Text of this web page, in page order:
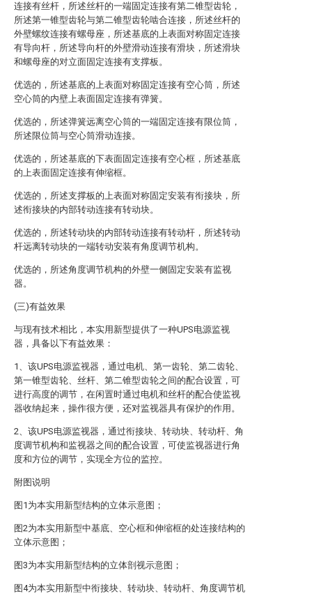
连接有丝杆，所述丝杆的一端固定连接有第二锥型齿轮，
所述第一锥型齿轮与第二锥型齿轮啮合连接，所述丝杆的
外壁螺纹连接有螺母座，所述基底的上表面对称固定连接
有导向杆，所述导向杆的外壁滑动连接有滑块，所述滑块
和螺母座的对立面固定连接有支撑板。
优选的，所述基底的上表面对称固定连接有空心筒，所述
空心筒的内壁上表面固定连接有弹簧。
优选的，所述弹簧远离空心筒的一端固定连接有限位筒，
所述限位筒与空心筒滑动连接。
优选的，所述基底的下表面固定连接有空心框，所述基底
的上表面固定连接有伸缩框。
优选的，所述支撑板的上表面对称固定安装有衔接块，所
述衔接块的内部转动连接有转动块。
优选的，所述转动块的内部转动连接有转动杆，所述转动
杆远离转动块的一端转动安装有角度调节机构。
优选的，所述角度调节机构的外壁一侧固定安装有监视
器。
(三)有益效果
与现有技术相比，本实用新型提供了一种UPS电源监视
器，具备以下有益效果：
1、该UPS电源监视器，通过电机、第一齿轮、第二齿轮、
第一锥型齿轮、丝杆、第二锥型齿轮之间的配合设置，可
进行高度的调节，在闲置时通过电机和丝杆的配合使监视
器收纳起来，操作很方便，还对监视器具有保护的作用。
2、该UPS电源监视器，通过衔接块、转动块、转动杆、角
度调节机构和监视器之间的配合设置，可使监视器进行角
度和方位的调节，实现全方位的监控。
附图说明
图1为本实用新型结构的立体示意图；
图2为本实用新型中基底、空心框和伸缩框的处连接结构的
立体示意图；
图3为本实用新型结构的立体剖视示意图；
图4为本实用新型中衔接块、转动块、转动杆、角度调节机